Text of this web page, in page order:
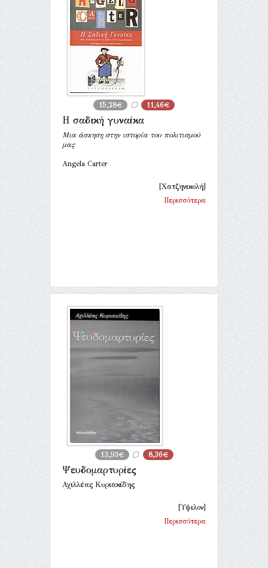
15,28€ 11,46€
Η σαδική γυναίκα
Μια άσκηση στην ιστορία του πολιτισμού
μας
Angela Carter
[Χατζηνικολή]
Περισσότερα
13,93€ 8,36€
Ψευδομαρτυρίες
Αχιλλέας Κυριακίδης
[Ύψιλον]
Περισσότερα